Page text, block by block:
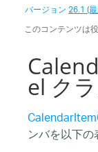
バージョン26.1 (
このコンテンツは
el ク
ンバを以下の